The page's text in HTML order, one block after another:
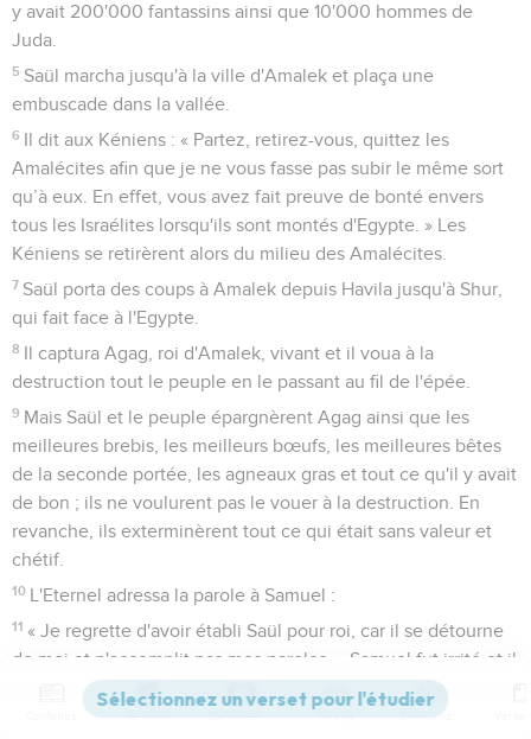
y avait 200'000 fantassins ainsi que 10'000 hommes de
Juda.
5 Saül marcha jusqu'à la ville d'Amalek et plaça une
embuscade dans la vallée.
6 Il dit aux Kéniens : « Partez, retirez-vous, quittez les
Amalécites afin que je ne vous fasse pas subir le même sort
qu’à eux. En effet, vous avez fait preuve de bonté envers
tous les Israélites lorsqu'ils sont montés d'Egypte. » Les
Kéniens se retirèrent alors du milieu des Amalécites.
7 Saül porta des coups à Amalek depuis Havila jusqu'à Shur,
qui fait face à l'Egypte.
8 Il captura Agag, roi d'Amalek, vivant et il voua à la
destruction tout le peuple en le passant au fil de l'épée.
9 Mais Saül et le peuple épargnèrent Agag ainsi que les
meilleures brebis, les meilleurs bœufs, les meilleures bêtes
de la seconde portée, les agneaux gras et tout ce qu'il y avait
de bon ; ils ne voulurent pas le vouer à la destruction. En
revanche, ils exterminèrent tout ce qui était sans valeur et
chétif.
10 L'Eternel adressa la parole à Samuel :
11 « Je regrette d'avoir établi Saül pour roi, car il se détourne
de moi et n'accomplit pas mes paroles. » Samuel fut irrité et il
cria à l'Eternel toute la nuit.
Il se leva de bon matin pour aller à la rencontre de Saül.
Versions Commentaires Strong